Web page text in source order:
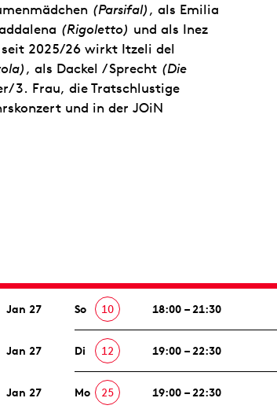
(Parsifal), als Emilia
(Rigoletto) und als Inez
2025/26 wirkt Itzeli del
, als Dackel / Sprecht (Die
3. Frau, die Tratschlustige
und in der JOiN
Jan 27 So 10 18:00 – 21:30
Jan 27 Di 12 19:00 – 22:30
Jan 27 Mo 25 19:00 – 22:30